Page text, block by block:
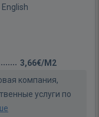
English
3,66€/M2
компания,
услуги по